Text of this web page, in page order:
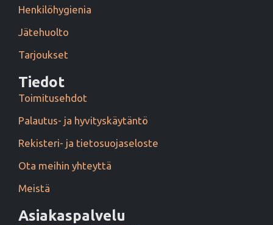
Henkilöhygienia
Jätehuolto
Tarjoukset
Tiedot
Toimitusehdot
Palautus- ja hyvityskäytäntö
Rekisteri- ja tietosuojaseloste
Ota meihin yhteyttä
Meistä
Asiakaspalvelu